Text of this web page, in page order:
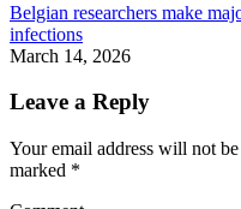
Belgian researchers make
infections
March 14, 2026
Leave a Reply
Your email address will not
marked *